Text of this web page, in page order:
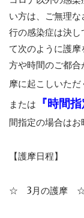
い方は、ご無理
行の感染症は決
て次のように護
方や時間のご都
摩に起こしいただ
または 『時間
間指定の場合はお
【護摩日程】
☆ 3月の護摩